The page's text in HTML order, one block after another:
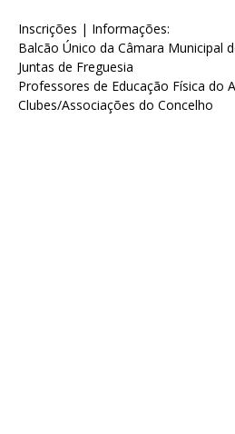
Inscrições | Informações:
Balcão Único da Câmara Municipal
Juntas de Freguesia
Professores de Educação Física do
Clubes/Associações do Concelho